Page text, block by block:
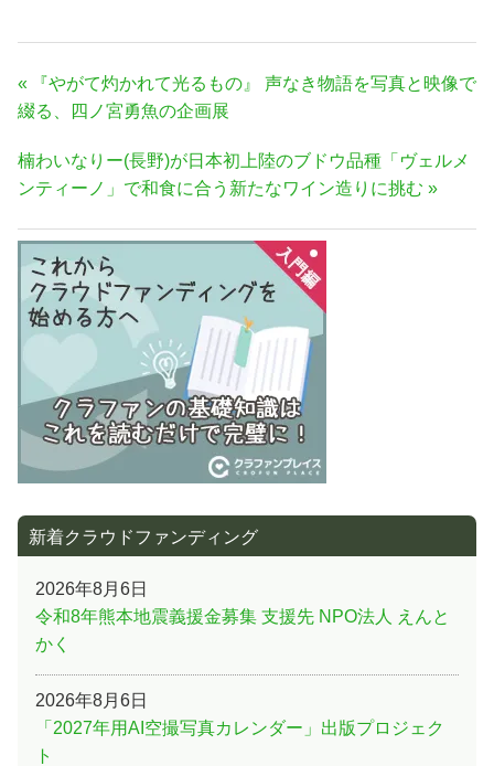
投
稿
ビ
ゲ
ー
シ
ョ
ン
前
の
事:
『やがて灼かれて光るもの』 声なき物語を写真と映像で
綴る、四ノ宮勇魚の企画展
次
の
事:
楠わいなりー(長野)が日本初上陸のブドウ品種「ヴェルメ
ンティーノ」で和食に合う新たなワイン造りに挑む
新着クラウドファンディング
2026年8月6日
令和8年熊本地震義援金募集 支援先 NPO法人 えんと
かく
2026年8月6日
「2027年用AI空撮写真カレンダー」出版プロジェク
ト